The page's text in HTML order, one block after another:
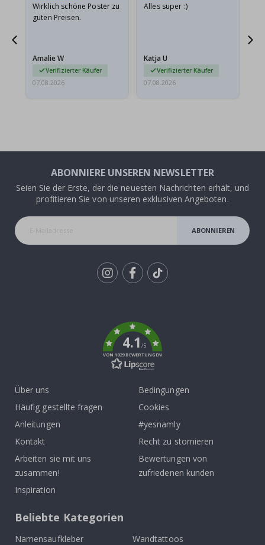
Wirklich schöne Poster zu
guten Preisen.
Amalie W
Verifizierter Käufer
07.08.2026
Alles super :)
Katja U
Verifizierter Käufer
07.08.2026
ABONNIERE UNSEREN NEWSLETTER
Seien Sie der Erste, der die neuesten Nachrichten erhält, und
profitieren Sie von unseren exklusiven Angeboten.
ABONNIEREN
4.1/5
VON 1029 BEWERTUNGEN
Über uns
Häufig gestellte fragen
Anleitungen
Kontakt
Arbeiten sie mit uns
zusammen!
Inspiration
Bedingungen
Cookies
#yesnamly
Recht zu stornieren
Bewertungen von
zufriedenen kunden
Beliebte Kategorien
Namensaufkleber
Wandtattoos